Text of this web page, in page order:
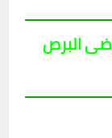
البرص